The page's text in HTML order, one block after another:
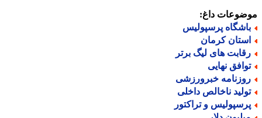
داغ:
پرسپولیس
کرمان
های لیگ برتر
نهایی
خبرورزشی
ناخالص داخلی
و تراکتور